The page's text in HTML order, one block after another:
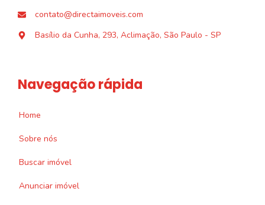
contato@directaimoveis.com
Basílio da Cunha, 293, Aclimação, São Paulo - SP
Navegação rápida
Home
Sobre nós
Buscar imóvel
Anunciar imóvel